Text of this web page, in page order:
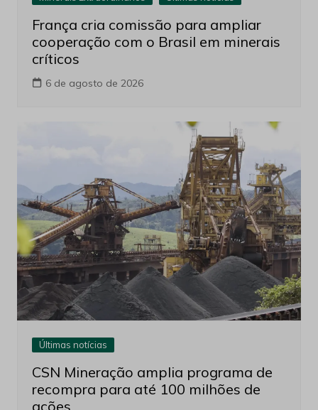
França cria comissão para ampliar
cooperação com o Brasil em minerais
críticos
6 de agosto de 2026
Últimas notícias
CSN Mineração amplia programa de
recompra para até 100 milhões de
ações